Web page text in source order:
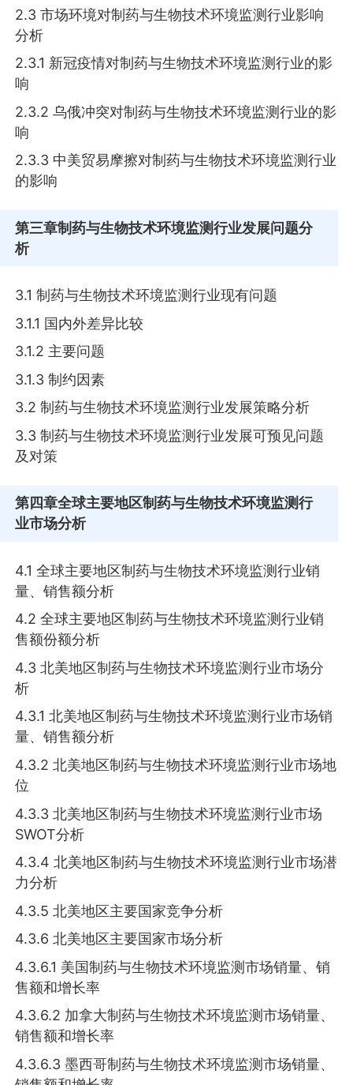
2.3 市场环境对制药与生物技术环境监测行业影响
分析
2.3.1 新冠疫情对制药与生物技术环境监测行业的影
响
2.3.2 乌俄冲突对制药与生物技术环境监测行业的影
响
2.3.3 中美贸易摩擦对制药与生物技术环境监测行业
的影响
第三章制药与生物技术环境监测行业发展问题分
析
3.1 制药与生物技术环境监测行业现有问题
3.1.1 国内外差异比较
3.1.2 主要问题
3.1.3 制约因素
3.2 制药与生物技术环境监测行业发展策略分析
3.3 制药与生物技术环境监测行业发展可预见问题
及对策
第四章全球主要地区制药与生物技术环境监测行
业市场分析
4.1 全球主要地区制药与生物技术环境监测行业销
量、销售额分析
4.2 全球主要地区制药与生物技术环境监测行业销
售额份额分析
4.3 北美地区制药与生物技术环境监测行业市场分
析
4.3.1 北美地区制药与生物技术环境监测行业市场销
量、销售额分析
4.3.2 北美地区制药与生物技术环境监测行业市场地
位
4.3.3 北美地区制药与生物技术环境监测行业市场
SWOT分析
4.3.4 北美地区制药与生物技术环境监测行业市场潜
力分析
4.3.5 北美地区主要国家竞争分析
4.3.6 北美地区主要国家市场分析
4.3.6.1 美国制药与生物技术环境监测市场销量、销
售额和增长率
4.3.6.2 加拿大制药与生物技术环境监测市场销量、
销售额和增长率
4.3.6.3 墨西哥制药与生物技术环境监测市场销量、